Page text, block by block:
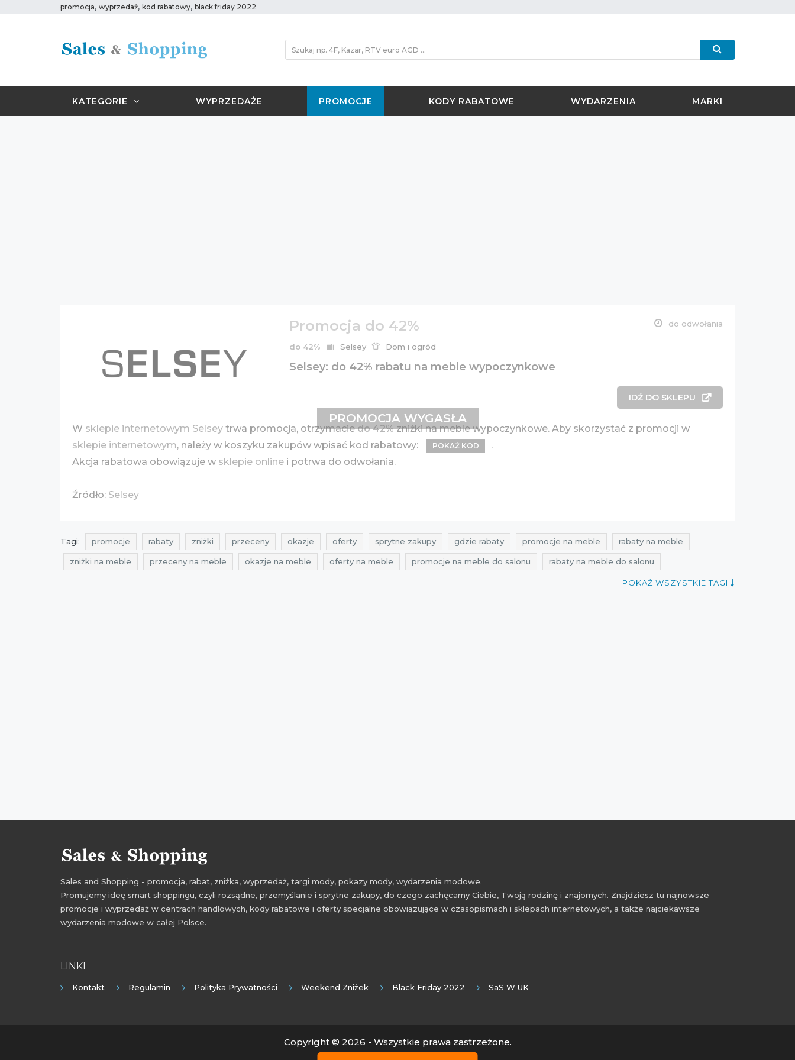
promocja, wyprzedaż, kod rabatowy, black friday 2022
KATEGORIE WYPRZEDAŻE PROMOCJE KODY RABATOWE WYDARZENIA MARKI
Promocja do 42% do odwołania
do 42% Selsey Dom i ogród
Selsey: do 42% rabatu na meble wypoczynkowe
IDŹ DO SKLEPU
W sklepie internetowym Selsey trwa promocja, otrzymaciedo 42%zniżki na meble wypoczynkowe. Aby skorzystać z promocji w
sklepie internetowym, należy w koszyku zakupów wpisać kod rabatowy: POKAŻ KOD
.
Akcja rabatowa obowiązuje w sklepie online i potrwa do odwołania.
Źródło: Selsey
PROMOCJA WYGASŁA
Tagi: promocje rabaty zniżki przeceny okazje oferty sprytne zakupy gdzie rabaty promocje na meble rabaty na meble
zniżki na meble przeceny na meble okazje na meble oferty na meble promocje na meble do salonu rabaty na meble do salonu
promocje styczeń rabaty styczeń
POKAŻ WSZYSTKIE TAGI
Sales and Shopping - promocja, rabat, zniżka, wyprzedaż, targi mody, pokazy mody, wydarzenia modowe.
Promujemy ideę smart shoppingu, czyli rozsądne, przemyślanie i sprytne zakupy, do czego zachęcamy Ciebie, Twoją rodzinę i znajomych. Znajdziesz tu najnowsze
promocje i wyprzedaż w centrach handlowych, kody rabatowe i oferty specjalne obowiązujące w czasopismach i sklepach internetowych, a także najciekawsze
wydarzenia modowe w całej Polsce.
LINKI
Kontakt Regulamin Polityka Prywatności Weekend Zniżek Black Friday 2022 SaS W UK
Copyright © 2026 - Wszystkie prawa zastrzeżone.